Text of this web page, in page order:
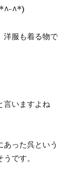
(*^-^*)
洋服も着る物で
言いますよね
った呉という
です。